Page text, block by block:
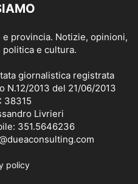
provincia. Notizie, opinioni,
e cultura.
giornalistica registrata
N.12/2013 del 21/06/2013
38315
Livrieri
351.5646236
policy